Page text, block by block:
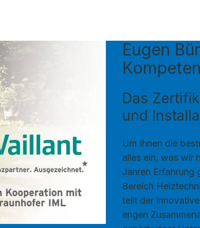
Eugen
Das
und
Um Ihnen die
alles ein, was wir
Jahren Erfahrung
Bereich
teilt der
engen